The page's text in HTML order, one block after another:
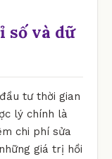
số và dữ
tư thời gian
lý chính là
chi phí sửa
giá trị hồi